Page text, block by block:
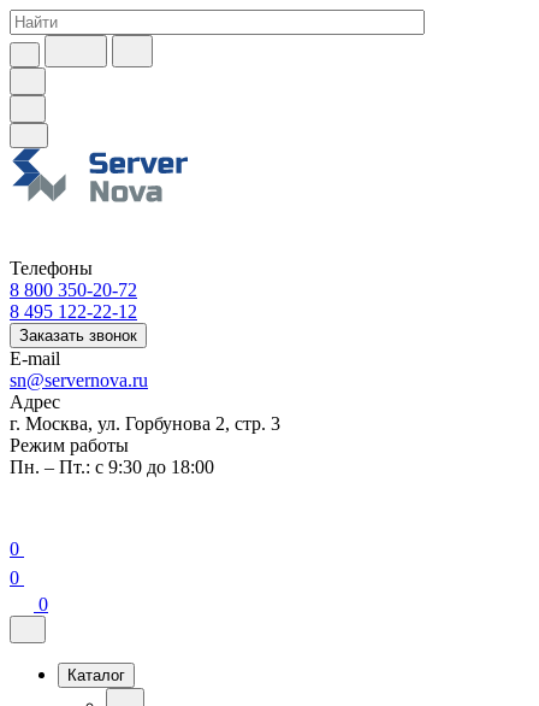
Телефоны
8 800 350-20-72
8 495 122-22-12
Заказать звонок
E-mail
sn@servernova.ru
Адрес
г. Москва, ул. Горбунова 2, стр. 3
Режим работы
Пн. – Пт.: с 9:30 до 18:00
0
0
0
Каталог